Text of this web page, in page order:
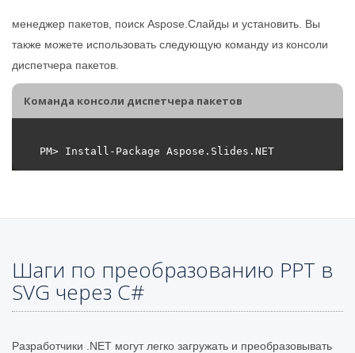
менеджер пакетов, поиск Aspose.Слайды и установить. Вы
также можете использовать следующую команду из консоли
диспетчера пакетов.
Команда консоли диспетчера пакетов
Шаги по преобразованию PPT в
SVG через C#
Разработчики .NET могут легко загружать и преобразовывать